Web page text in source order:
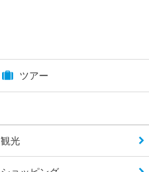
ツアー
観光